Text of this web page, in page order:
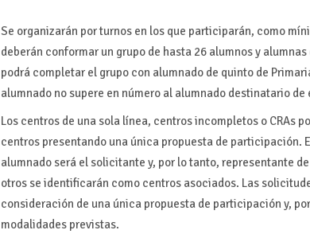
Se organizarán por turnos en los que participarán, como
deberán conformar un grupo de hasta 26 alumnos y
podrá completar el grupo con alumnado de quinto de
alumnado no supere en número al alumnado destinatario de
Los centros de una sola línea, centros incompletos o CRAs
centros presentando una única propuesta de participación.
alumnado será el solicitante y, por lo tanto, representante
otros se identificarán como centros asociados. Las
consideración de una única propuesta de participación y,
modalidades previstas.